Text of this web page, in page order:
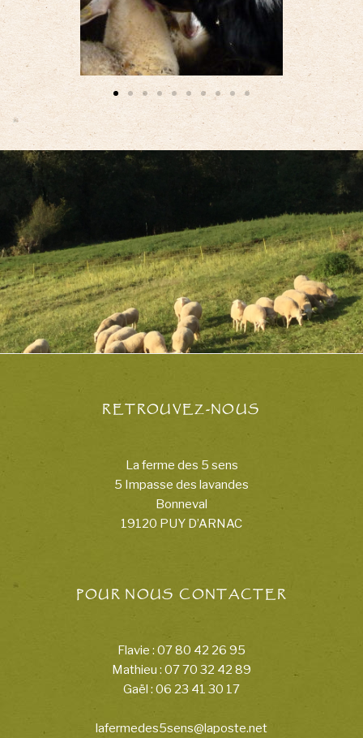
RETROUVEZ-NOUS
La ferme des 5 sens
5 Impasse des lavandes
Bonneval
19120 PUY D’ARNAC
POUR NOUS CONTACTER
Flavie : 07 80 42 26 95
Mathieu : 07 70 32 42 89
Gaël : 06 23 41 30 17
lafermedes5sens@laposte.net